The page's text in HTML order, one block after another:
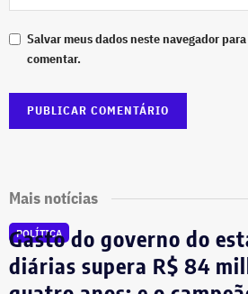
Salvar meus dados neste navegador
comentar.
Mais notícias
POLÍTICA
Gasto do governo do
diárias supera R$ 84